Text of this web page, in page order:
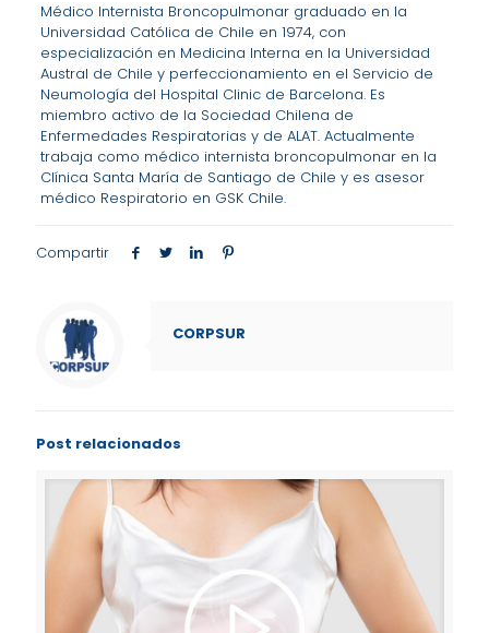
Médico Internista Broncopulmonar graduado en la
Universidad Católica de Chile en 1974, con
especialización en Medicina Interna en la Universidad
Austral de Chile y perfeccionamiento en el Servicio de
Neumología del Hospital Clinic de Barcelona. Es
miembro activo de la Sociedad Chilena de
Enfermedades Respiratorias y de ALAT. Actualmente
trabaja como médico internista broncopulmonar en la
Clínica Santa María de Santiago de Chile y es asesor
médico Respiratorio en GSK Chile.
Compartir
CORPSUR
Post relacionados